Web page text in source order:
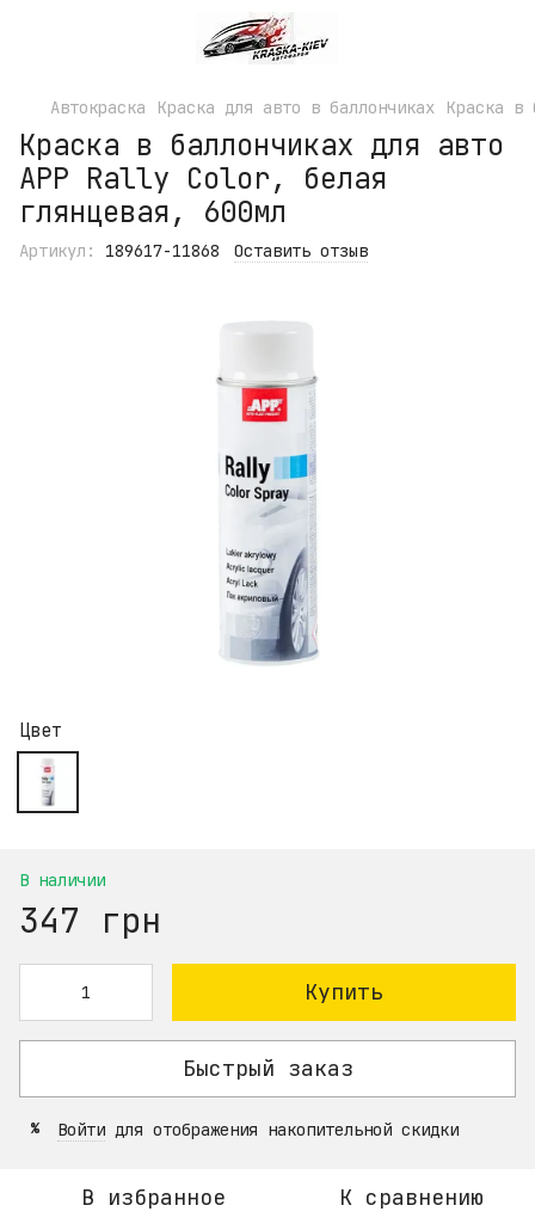
Автокраска Краска для авто в баллончиках Краска в
Краска в баллончиках для авто
APP Rally Color, белая
глянцевая, 600мл
Артикул: 189617-11868 Оставить отзыв
Цвет
В наличии
347 грн
Купить
Быстрый заказ
% Войти для отображения накопительной скидки
В избранное К сравнению